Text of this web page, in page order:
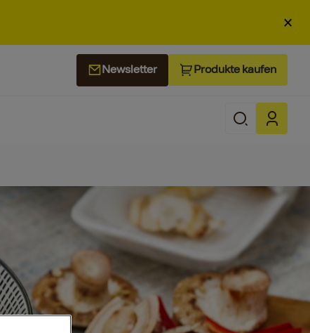
×
Newsletter Produkte kaufen